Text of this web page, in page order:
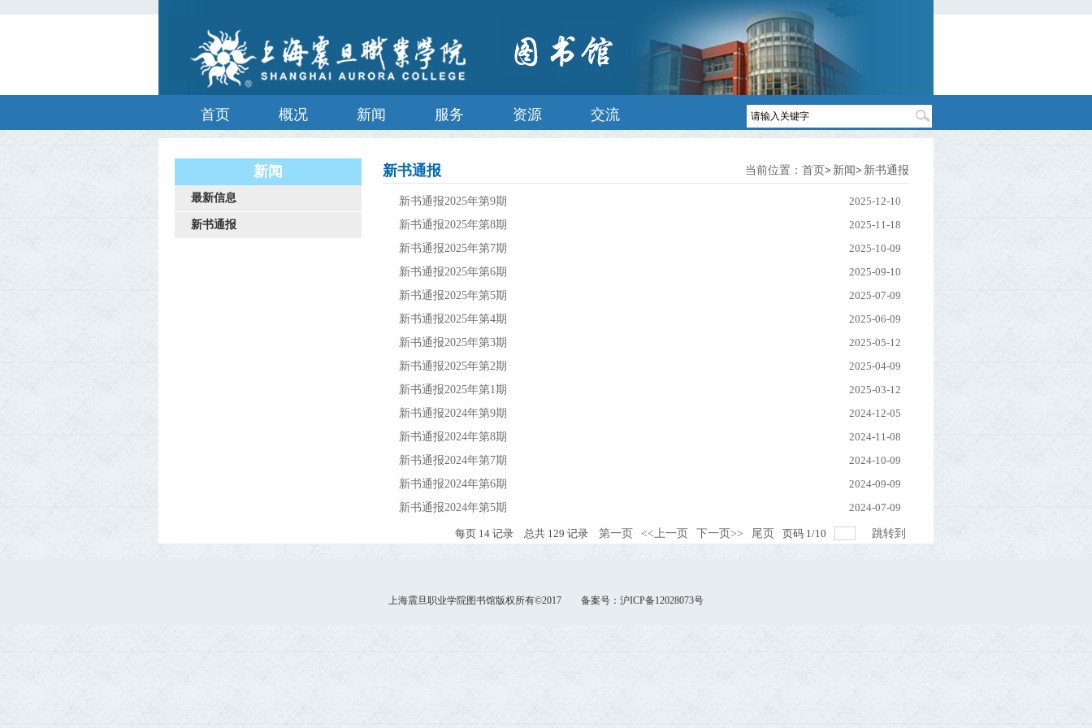
首页 概况 新闻 服务 资源 交流
新闻
最新信息
新书通报
新书通报 当前位置： 首页 新闻 新书通报
新书通报2025年第9期
2025-12-10
新书通报2025年第8期
2025-11-18
新书通报2025年第7期
2025-10-09
新书通报2025年第6期
2025-09-10
新书通报2025年第5期
2025-07-09
新书通报2025年第4期
2025-06-09
新书通报2025年第3期
2025-05-12
新书通报2025年第2期
2025-04-09
新书通报2025年第1期
2025-03-12
新书通报2024年第9期
2024-12-05
新书通报2024年第8期
2024-11-08
新书通报2024年第7期
2024-10-09
新书通报2024年第6期
2024-09-09
新书通报2024年第5期
2024-07-09
每页 14 记录 总共 129 记录 第一页 <<上一页 下一页>> 尾页 页码 1/10 跳转到
上海震旦职业学院图书馆版权所有©2017 备案号：沪ICP备12028073号